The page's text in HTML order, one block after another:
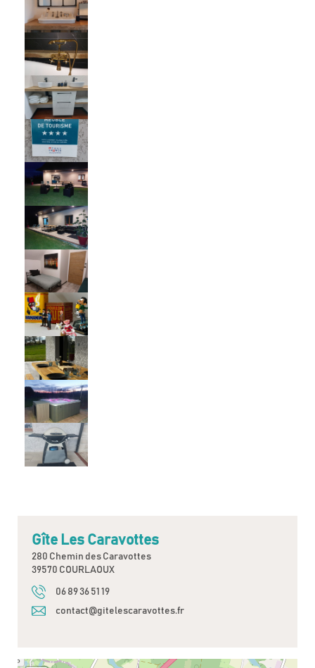
Gîte Les Caravottes
280 Chemin des Caravottes
39570 COURLAOUX
06 89 36 51 19
contact@gitelescaravottes.fr